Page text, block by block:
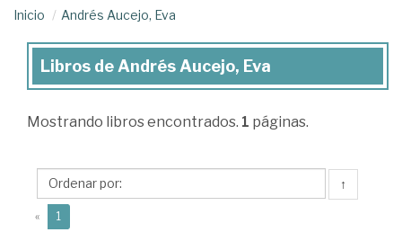
Inicio Andrés Aucejo, Eva
Libros
Andrés
Eva
Libros de Andrés Aucejo, Eva
Mostrando libros encontrados. 1 páginas.
↑
« 1